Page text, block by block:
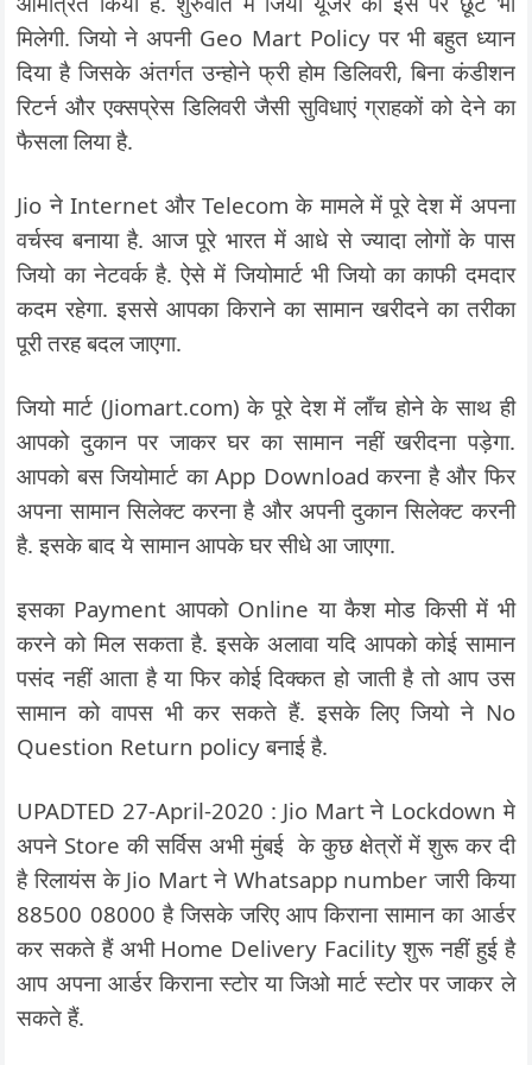
मिलेगी. जियो ने अपनी Geo Mart Policy पर भी बहुत ध्यान
दिया है जिसके अंतर्गत उन्होने फ्री होम डिलिवरी, बिना कंडीशन
रिटर्न और एक्सप्रेस डिलिवरी जैसी सुविधाएं ग्राहकों को देने का
फैसला लिया है.
Jio ने Internet और Telecom के मामले में पूरे देश में अपना
वर्चस्व बनाया है. आज पूरे भारत में आधे से ज्यादा लोगों के पास
जियो का नेटवर्क है. ऐसे में जियोमार्ट भी जियो का काफी दमदार
कदम रहेगा. इससे आपका किराने का सामान खरीदने का तरीका
पूरी तरह बदल जाएगा.
जियो मार्ट (Jiomart.com) के पूरे देश में लॉंच होने के साथ ही
आपको दुकान पर जाकर घर का सामान नहीं खरीदना पड़ेगा.
आपको बस जियोमार्ट का App Download करना है और फिर
अपना सामान सिलेक्ट करना है और अपनी दुकान सिलेक्ट करनी
है. इसके बाद ये सामान आपके घर सीधे आ जाएगा.
इसका Payment आपको Online या कैश मोड किसी में भी
करने को मिल सकता है. इसके अलावा यदि आपको कोई सामान
पसंद नहीं आता है या फिर कोई दिक्कत हो जाती है तो आप उस
सामान को वापस भी कर सकते हैं. इसके लिए जियो ने No
Question Return policy बनाई है.
UPADTED 27-April-2020 : Jio Mart ने Lockdown मे
अपने Store की सर्विस अभी मुंबई के कुछ क्षेत्रों में शुरू कर दी
है रिलायंस के Jio Mart ने Whatsapp number जारी किया
88500 08000 है जिसके जरिए आप किराना सामान का आर्डर
कर सकते हैं अभी Home Delivery Facility शुरू नहीं हुई है
आप अपना आर्डर किराना स्टोर या जिओ मार्ट स्टोर पर जाकर ले
सकते हैं.